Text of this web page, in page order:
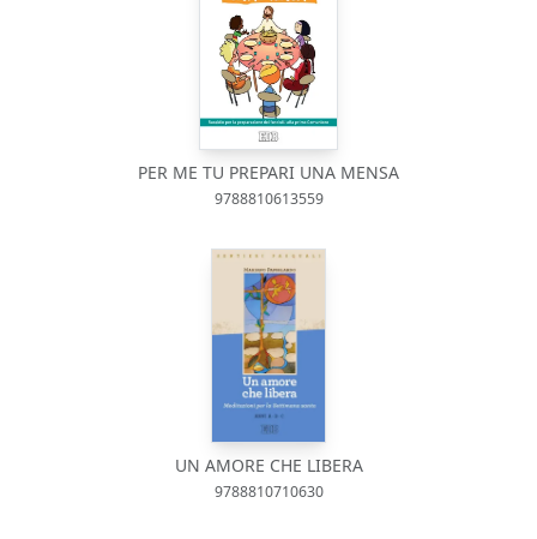
PER ME TU PREPARI UNA MENSA
9788810613559
UN AMORE CHE LIBERA
9788810710630